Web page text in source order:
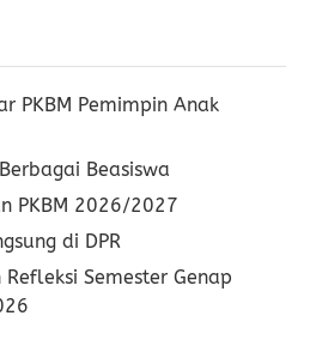
PKBM Pemimpin Anak
Beasiswa
PKBM 2026/2027
di DPR
Semester Genap